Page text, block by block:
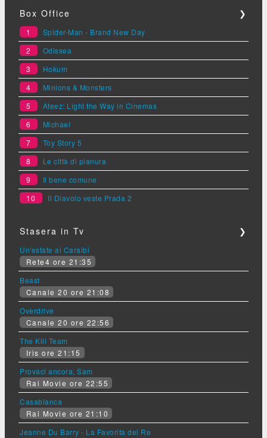
Box Office ❯
1
Spider-Man - Brand New Day
2
Odissea
3
Hokum
4
Minions & Monsters
5
Ateez: Light the Way in Cinemas
6
Michael
7
Toy Story 5
8
Le città di pianura
9
Il bene comune
10
Il Diavolo veste Prada 2
Stasera in Tv ❯
Un'estate ai Caraibi
Rete4 ore 21:35
Beast
Canale 20 ore 21:08
Overdrive
Canale 20 ore 22:56
The Kill Team
Iris ore 21:15
Provaci ancora, Sam
Rai Movie ore 22:55
Casablanca
Rai Movie ore 21:10
Jeanne Du Barry - La Favorita del Re